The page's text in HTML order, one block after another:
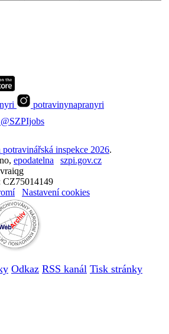
potravinynapranyri
@SZPIjobs
inspekce 2026.
epodatelna
szpi.gov.cz
Nastavení cookies
Odkaz RSS kanál Tisk stránky